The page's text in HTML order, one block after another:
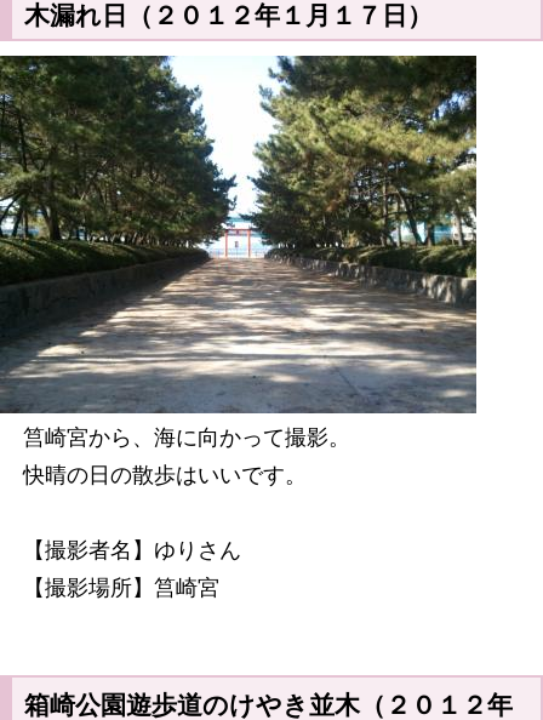
木漏れ日（２０１２年１月１７日）
筥崎宮から、海に向かって撮影。
快晴の日の散歩はいいです。
【撮影者名】ゆりさん
【撮影場所】筥崎宮
箱崎公園遊歩道のけやき並木（２０１２年